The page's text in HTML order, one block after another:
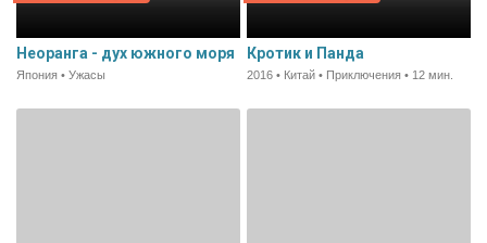
Неоранга - дух южного моря
Япония • Ужасы
Кротик и Панда
2016 • Китай • Приключения • 12 мин.